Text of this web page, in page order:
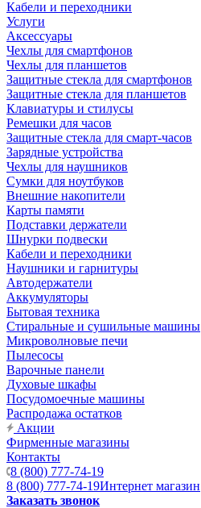
Кабели и переходники
Услуги
Аксессуары
Чехлы для смартфонов
Чехлы для планшетов
Защитные стекла для смартфонов
Защитные стекла для планшетов
Клавиатуры и стилусы
Ремешки для часов
Защитные стекла для смарт-часов
Зарядные устройства
Чехлы для наушников
Сумки для ноутбуков
Внешние накопители
Карты памяти
Подставки держатели
Шнурки подвески
Кабели и переходники
Наушники и гарнитуры
Автодержатели
Аккумуляторы
Бытовая техника
Стиральные и сушильные машины
Микроволновые печи
Пылесосы
Варочные панели
Духовые шкафы
Посудомоечные машины
Распродажа остатков
Акции
Фирменные магазины
Контакты
8 (800) 777-74-19
8 (800) 777-74-19Интернет магазин
Заказать звонок